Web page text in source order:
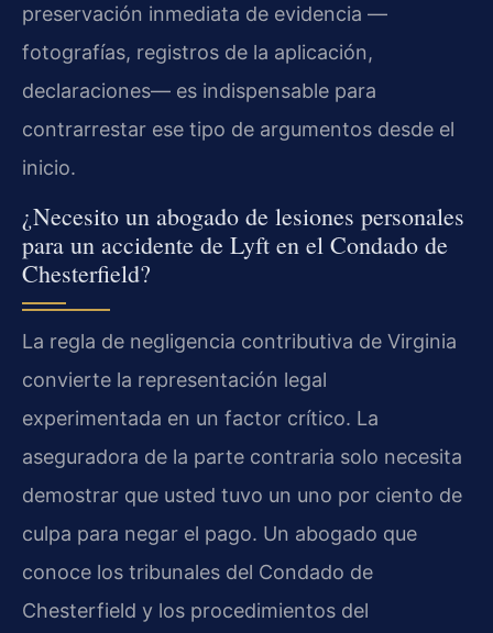
preservación inmediata de evidencia —
fotografías, registros de la aplicación,
declaraciones— es indispensable para
contrarrestar ese tipo de argumentos desde el
inicio.
¿Necesito un abogado de lesiones personales
para un accidente de Lyft en el Condado de
Chesterfield?
La regla de negligencia contributiva de Virginia
convierte la representación legal
experimentada en un factor crítico. La
aseguradora de la parte contraria solo necesita
demostrar que usted tuvo un uno por ciento de
culpa para negar el pago. Un abogado que
conoce los tribunales del Condado de
Chesterfield y los procedimientos del